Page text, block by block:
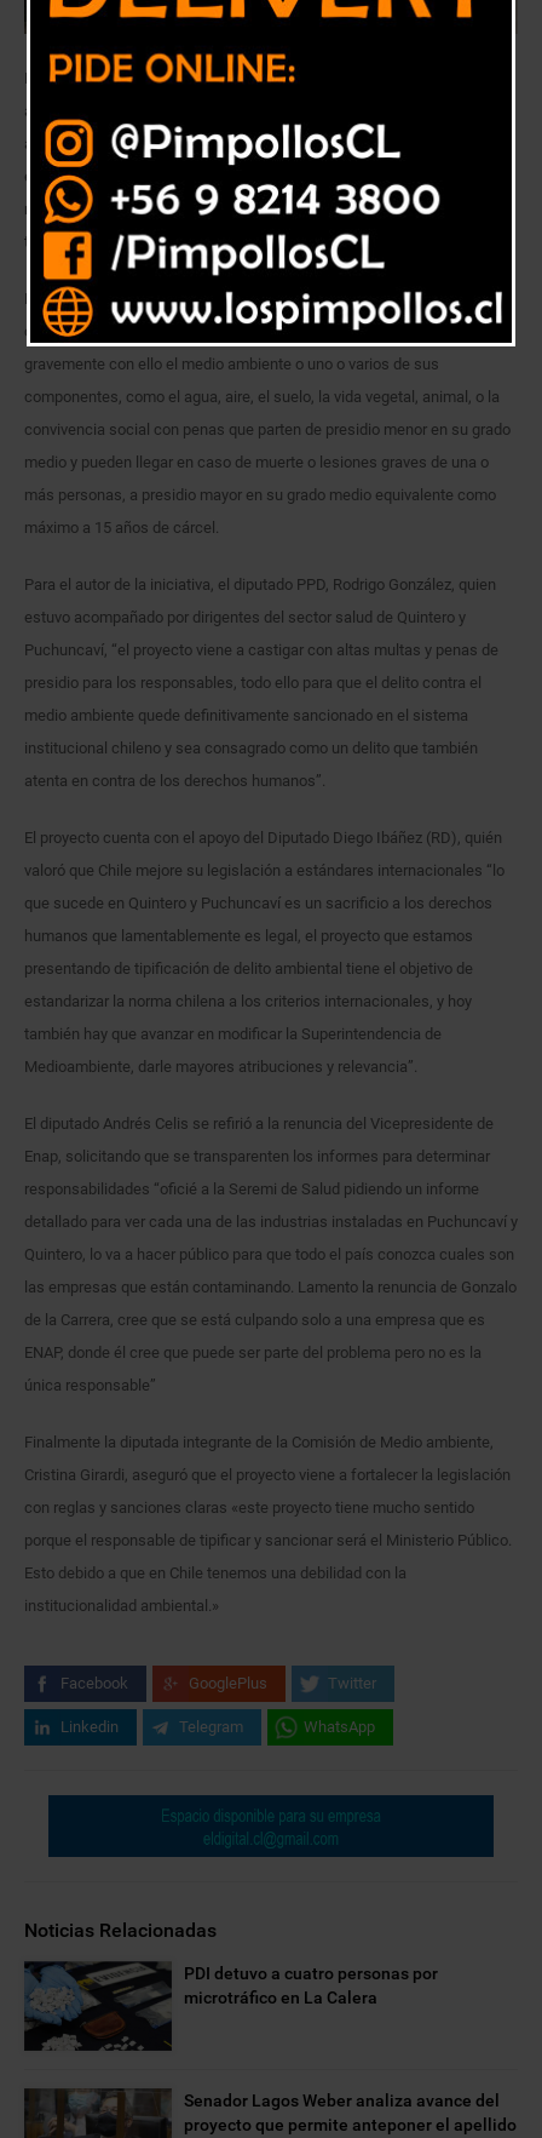
Mediante la iniciativa legal los parlamentarios buscan modificar la
actual Ley 19.300 sobre Bases Generales del Medio Ambiente,
agregando un párrafo denominado “Delitos contra el Medio Ambiente”,
el cual incluirá penas de cárcel y multas, las que pueden llegar a los 23
millones de dólares en caso que los responsables de contaminación
tengan resultado de muerte.
El proyecto castiga a quién vierta, emita, irradie o propague
contaminantes químicos, biológicos, auditivos o físicos afectando
gravemente con ello el medio ambiente o uno o varios de sus
componentes, como el agua, aire, el suelo, la vida vegetal, animal, o la
convivencia social con penas que parten de presidio menor en su grado
medio y pueden llegar en caso de muerte o lesiones graves de una o
más personas, a presidio mayor en su grado medio equivalente como
máximo a 15 años de cárcel.
Para el autor de la iniciativa, el diputado PPD, Rodrigo González, quien
estuvo acompañado por dirigentes del sector salud de Quintero y
Puchuncaví, “el proyecto viene a castigar con altas multas y penas de
presidio para los responsables, todo ello para que el delito contra el
medio ambiente quede definitivamente sancionado en el sistema
institucional chileno y sea consagrado como un delito que también
atenta en contra de los derechos humanos”.
El proyecto cuenta con el apoyo del Diputado Diego Ibáñez (RD), quién
valoró que Chile mejore su legislación a estándares internacionales “lo
que sucede en Quintero y Puchuncaví es un sacrificio a los derechos
humanos que lamentablemente es legal, el proyecto que estamos
presentando de tipificación de delito ambiental tiene el objetivo de
estandarizar la norma chilena a los criterios internacionales, y hoy
también hay que avanzar en modificar la Superintendencia de
Medioambiente, darle mayores atribuciones y relevancia”.
El diputado Andrés Celis se refirió a la renuncia del Vicepresidente de
Enap, solicitando que se transparenten los informes para determinar
responsabilidades “oficié a la Seremi de Salud pidiendo un informe
detallado para ver cada una de las industrias instaladas en Puchuncaví y
Quintero, lo va a hacer público para que todo el país conozca cuales son
las empresas que están contaminando. Lamento la renuncia de Gonzalo
de la Carrera, cree que se está culpando solo a una empresa que es
ENAP, donde él cree que puede ser parte del problema pero no es la
única responsable”
Finalmente la diputada integrante de la Comisión de Medio ambiente,
Cristina Girardi, aseguró que el proyecto viene a fortalecer la legislación
con reglas y sanciones claras «este proyecto tiene mucho sentido
porque el responsable de tipificar y sancionar será el Ministerio Público.
Esto debido a que en Chile tenemos una debilidad con la
institucionalidad ambiental.»
Facebook GooglePlus Twitter
Linkedin Telegram WhatsApp
Noticias Relacionadas
PDI detuvo a cuatro personas por
microtráfico en La Calera
Senador Lagos Weber analiza avance del
proyecto que permite anteponer el apellido